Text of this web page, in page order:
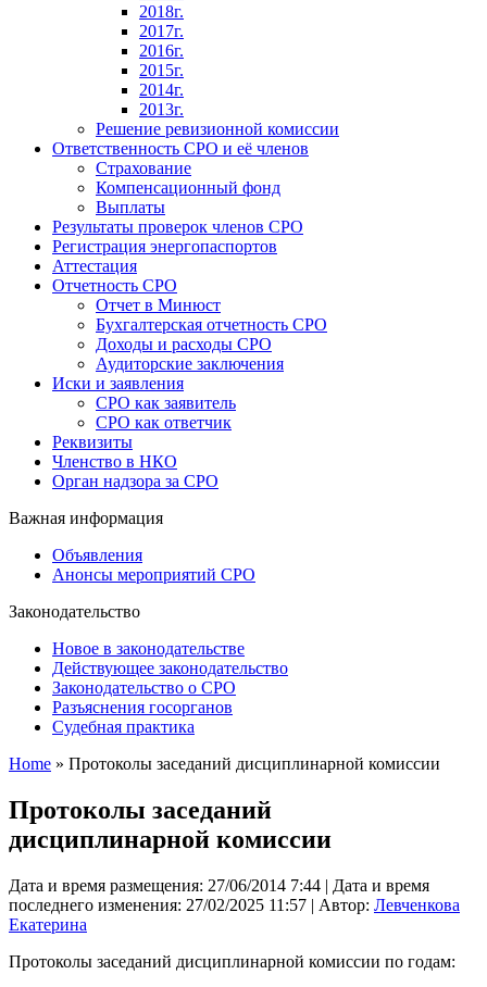
2018г.
2017г.
2016г.
2015г.
2014г.
2013г.
Решение ревизионной комиссии
Ответственность СРО и её членов
Страхование
Компенсационный фонд
Выплаты
Результаты проверок членов СРО
Регистрация энергопаспортов
Аттестация
Отчетность СРО
Отчет в Минюст
Бухгалтерская отчетность СРО
Доходы и расходы СРО
Аудиторские заключения
Иски и заявления
СРО как заявитель
СРО как ответчик
Реквизиты
Членство в НКО
Орган надзора за СРО
Важная информация
Объявления
Анонсы мероприятий СРО
Законодательство
Новое в законодательстве
Действующее законодательство
Законодательство о СРО
Разъяснения госорганов
Судебная практика
Home » Протоколы заседаний дисциплинарной комиссии
Протоколы заседаний
дисциплинарной комиссии
Дата и время размещения: 27/06/2014 7:44 | Дата и время
последнего изменения: 27/02/2025 11:57 | Автор: Левченкова
Екатерина
Протоколы заседаний дисциплинарной комиссии по годам: